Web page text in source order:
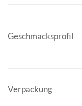
Geschmacksprofil
Verpackung